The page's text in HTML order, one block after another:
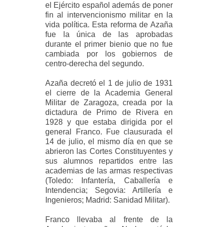
el Ejército español además de poner
fin al intervencionismo militar en la
vida política. Esta reforma de Azaña
fue la única de las aprobadas
durante el primer bienioque no fue
cambiada por los gobiernos de
centro-derecha delsegundo.
Azaña decretó el 1 de juliode 1931
el cierre de laAcademia General
Militar de Zaragoza, creada por la
dictadura de Primo de Rivera en
1928 y que estaba dirigida por el
general Franco. Fue clausurada el
14 de julio, el mismo día en que se
abrieron las Cortes Constituyentes y
sus alumnos repartidos entre las
academias de las armas respectivas
(Toledo: Infantería, Caballería e
Intendencia; Segovia: Artillería e
Ingenieros; Madrid: Sanidad Militar).
Franco llevaba al frente de la